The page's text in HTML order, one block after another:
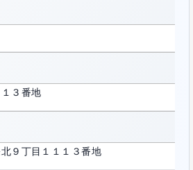
３番地
９丁目１１１３番地